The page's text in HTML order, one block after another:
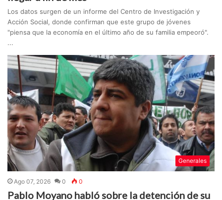
Los datos surgen de un informe del Centro de Investigación y
Acción Social, donde confirman que este grupo de jóvenes
"piensa que la economía en el último año de su familia empeoró".
...
Generales
Ago 07, 2026 0 0
Pablo Moyano habló sobre la detención de su